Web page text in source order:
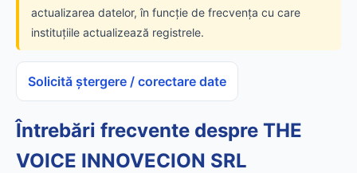
actualizarea datelor, în funcție de frecvența cu care
instituțiile actualizează registrele.
Solicită ștergere / corectare date
Întrebări frecvente despre THE
VOICE INNOVECION SRL